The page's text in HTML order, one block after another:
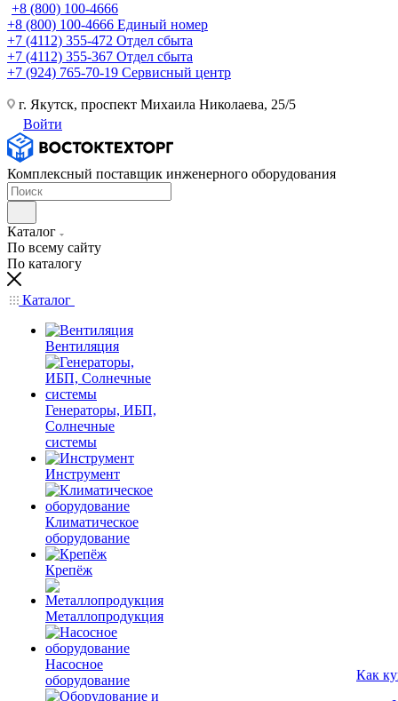
+8 (800) 100-4666
+8 (800) 100-4666 Единый номер
+7 (4112) 355-472 Отдел сбыта
+7 (4112) 355-367 Отдел сбыта
+7 (924) 765-70-19 Сервисный центр
г. Якутск, проспект Михаила Николаева, 25/5
Войти
Комплексный поставщик инженерного оборудования
Каталог
По всему сайту
По каталогу
Каталог
Вентиляция
Генераторы, ИБП,
Солнечные
системы
Инструмент
Климатическое
оборудование
Крепёж
Металлопродукция
Насосное
оборудование
Как